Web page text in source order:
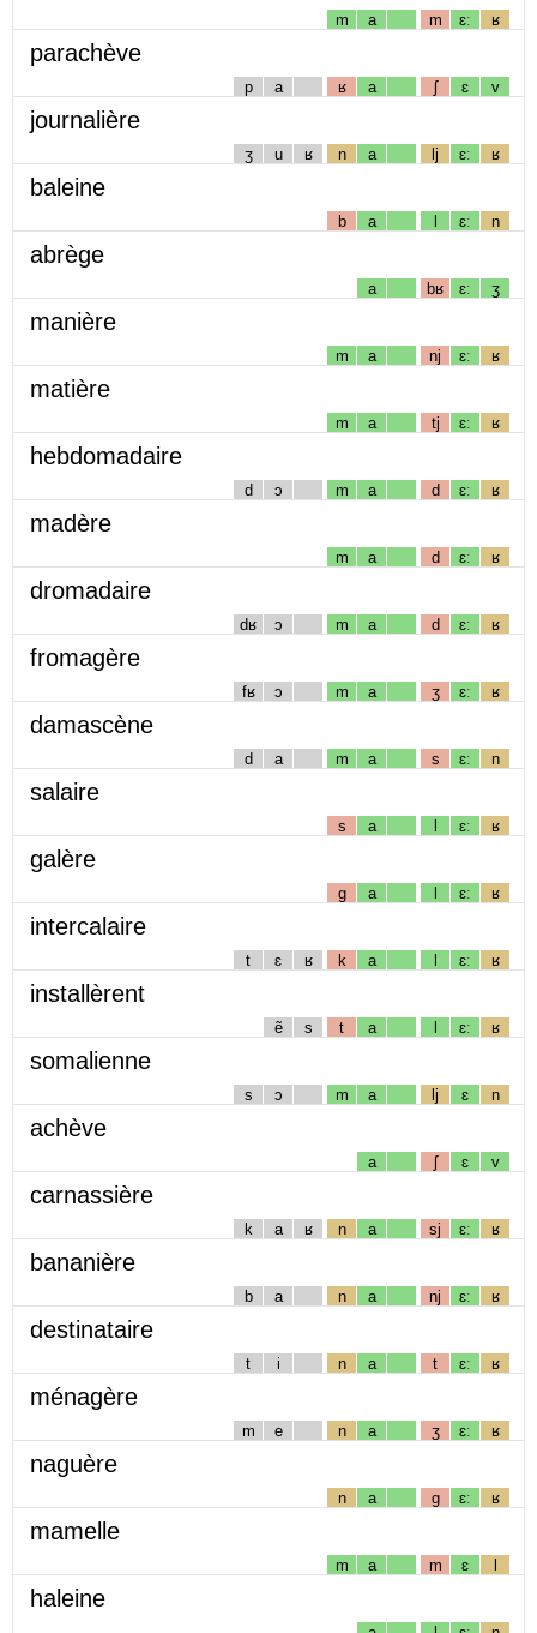
m a m ɛː ʁ
parachève
p a ʁ a ʃ ɛ v
journalière
ʒ u ʁ n a lj ɛː ʁ
baleine
b a l ɛː n
abrège
a bʁ ɛː ʒ
manière
m a nj ɛː ʁ
matière
m a tj ɛː ʁ
hebdomadaire
d ɔ m a d ɛː ʁ
madère
m a d ɛː ʁ
dromadaire
dʁ ɔ m a d ɛː ʁ
fromagère
fʁ ɔ m a ʒ ɛː ʁ
damascène
d a m a s ɛː n
salaire
s a l ɛː ʁ
galère
g a l ɛː ʁ
intercalaire
t ɛ ʁ k a l ɛː ʁ
installèrent
ẽ s t a l ɛː ʁ
somalienne
s ɔ m a lj ɛ n
achève
a ʃ ɛ v
carnassière
k a ʁ n a sj ɛː ʁ
bananière
b a n a nj ɛː ʁ
destinataire
t i n a t ɛː ʁ
ménagère
m e n a ʒ ɛː ʁ
naguère
n a g ɛː ʁ
mamelle
m a m ɛ l
haleine